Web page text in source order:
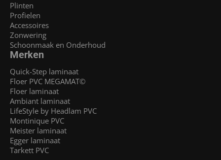
Plinten
Profielen
Accessoires
Zonwering
Schoonmaak en Onderhoud
Merken
Quick-Step laminaat
Floer PVC MEGAMAT©
Floer laminaat
Ambiant laminaat
LifeStyle by Headlam PVC
Montinique PVC
Meister laminaat
Egger laminaat
Tarkett PVC